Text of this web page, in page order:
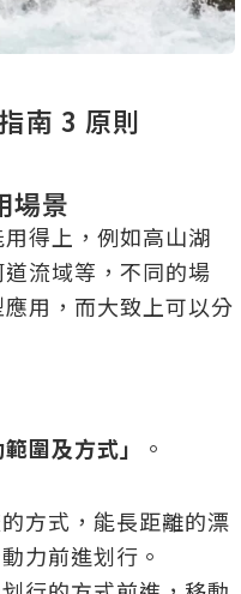
南 3 原則
場景
得上，例如高山湖
流域等，不同的場
用，而大致上可以分
範圍及方式」 。
方式，能長距離的漂
力前進划行。